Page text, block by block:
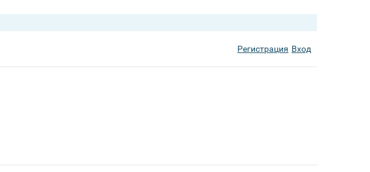
Регистрация Вход